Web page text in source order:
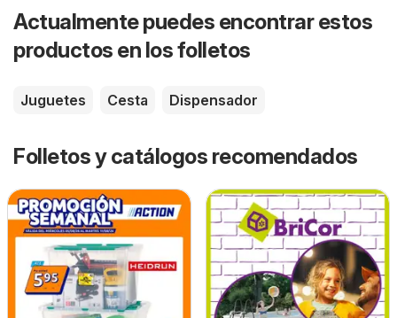
Actualmente puedes encontrar estos
productos en los folletos
Juguetes Cesta Dispensador
Folletos y catálogos recomendados